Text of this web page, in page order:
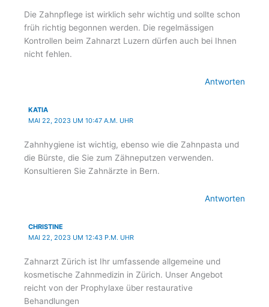
Die Zahnpflege ist wirklich sehr wichtig und sollte schon
früh richtig begonnen werden. Die regelmässigen
Kontrollen beim Zahnarzt Luzern dürfen auch bei Ihnen
nicht fehlen.
Antworten
KATIA
MAI 22, 2023 UM 10:47 A.M. UHR
Zahnhygiene ist wichtig, ebenso wie die Zahnpasta und
die Bürste, die Sie zum Zähneputzen verwenden.
Konsultieren Sie Zahnärzte in Bern.
Antworten
CHRISTINE
MAI 22, 2023 UM 12:43 P.M. UHR
Zahnarzt Zürich ist Ihr umfassende allgemeine und
kosmetische Zahnmedizin in Zürich. Unser Angebot
reicht von der Prophylaxe über restaurative
Behandlungen